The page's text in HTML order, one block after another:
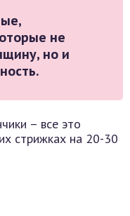
не
но и
– все это
стрижках на 20-30